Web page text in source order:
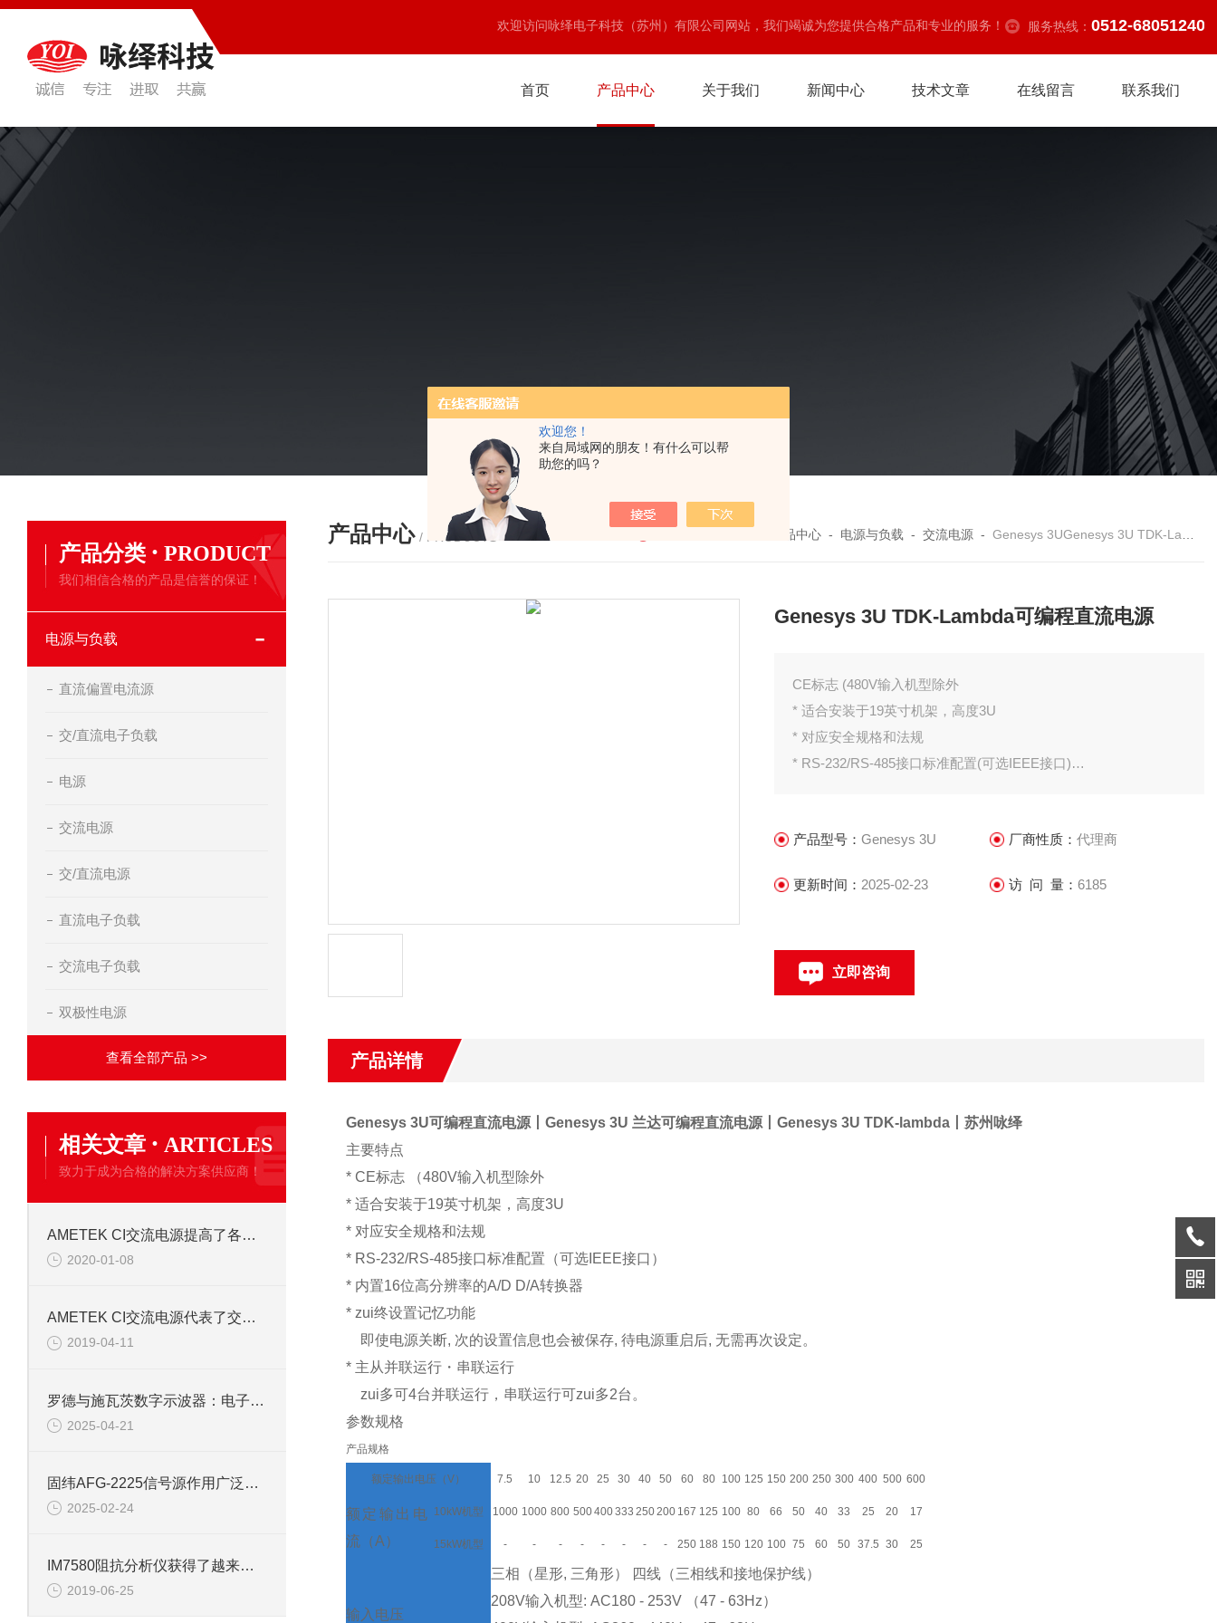
欢迎您！
来自局域网的朋友！有什么可以帮
助您的吗？
欢迎访问咏绎电子科技（苏州）有限公司网站，我们竭诚为您提供合格产品和专业的服务！ 服务热线： 0512-68051240
首页 产品中心 关于我们 新闻中心 技术文章 在线留言 联系我们
产品分类 · PRODUCT
我们相信合格的产品是信誉的保证！
电源与负载
直流偏置电流源
交/直流电子负载
电源
交流电源
交/直流电源
直流电子负载
交流电子负载
双极性电源
查看全部产品 >>
相关文章 · ARTICLES
致力于成为合格的解决方案供应商！
AMETEK CI交流电源提高了各部门作业效率贡献
2020-01-08
AMETEK CI交流电源代表了交流稳压技术的新发展水平
2019-04-11
罗德与施瓦茨数字示波器：电子工程师的精准测量设备
2025-04-21
固纬AFG-2225信号源作用广泛且多样
2025-02-24
IM7580阻抗分析仪获得了越来越广泛的应用
2019-06-25
产品中心 / PRODUCTS 产品中心 - 电源与负载 -交流电源 -Genesys 3UGenesys 3U TDK-Lambda可编程直流电源
Genesys 3U TDK-Lambda可编程直流电源
CE标志 (480V输入机型除外
* 适合安装于19英寸机架，高度3U
* 对应安全规格和法规
* RS-232/RS-485接口标准配置(可选IEEE接口)
即使电源关断, 次的设置信息也会被保存, 待电源重启后, 无需再
* 主从并联运行・串联运行
产品型号：Genesys 3U 厂商性质： 代理商
更新时间： 2025-02-23 访 问 量： 6185
立即咨询
产品详情
Genesys 3U可编程直流电源丨Genesys 3U 兰达可编程直流电源丨Genesys 3U TDK-lambda丨 苏州咏绎
主要特点
* CE标志 （480V输入机型除外
* 适合安装于19英寸机架，高度3U
* 对应安全规格和法规
* RS-232/RS-485接口标准配置（可选IEEE接口）
* 内置16位高分辨率的A/D D/A转换器
* zui终设置记忆功能
即使电源关断, 次的设置信息也会被保存, 待电源重启后, 无需再次设定。
* 主从并联运行・串联运行
zui多可4台并联运行，串联运行可zui多2台。
参数规格
产品规格
额定输出电压（V） 7.5 10 12.5 20 25 30 40 50 60 80 100 125 150 200 250 300 400 500 600
额定输出电
流（A）
10kW机型 1000 1000 800 500400333 250200 167 125 100 80 66 50 40 33 25 20 17
15kW机型 - - - - - - - - 250 188 150 120 100 75 60 50 37.5 30 25
输入电压
三相（星形, 三角形） 四线（三相线和接地保护线）
208V输入机型: AC180 - 253V （47 - 63Hz）